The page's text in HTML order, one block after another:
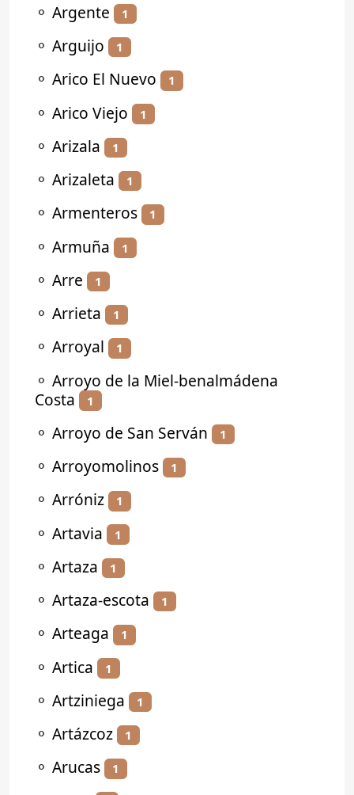
⚬ Argente 1
⚬ Arguijo 1
⚬ Arico El Nuevo 1
⚬ Arico Viejo 1
⚬ Arizala 1
⚬ Arizaleta 1
⚬ Armenteros 1
⚬ Armuña 1
⚬ Arre 1
⚬ Arrieta 1
⚬ Arroyal 1
⚬ Arroyo de la Miel-benalmádena
Costa
1
⚬ Arroyo de San Serván 1
⚬ Arroyomolinos 1
⚬ Arróniz 1
⚬ Artavia 1
⚬ Artaza 1
⚬ Artaza-escota 1
⚬ Arteaga 1
⚬ Artica 1
⚬ Artziniega 1
⚬ Artázcoz 1
⚬ Arucas 1